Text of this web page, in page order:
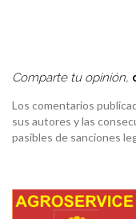
Comparte tu opinión,
Los comentarios
sus autores y las
pasibles de sanciones